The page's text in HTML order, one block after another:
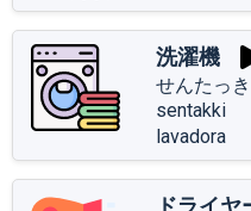
洗濯機
せんたっき
sentakki
lavadora
ドライヤ